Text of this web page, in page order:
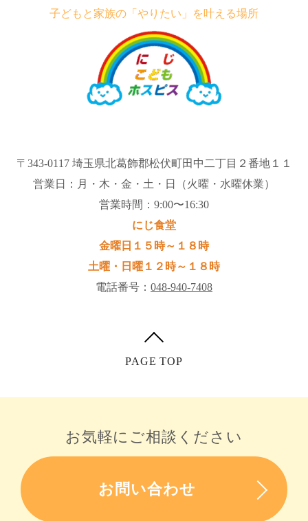
子どもと家族の「やりたい」を叶える場所
〒343-0117 埼玉県北葛飾郡松伏町田中二丁目２番地１１
営業日：月・木・金・土・日（火曜・水曜休業）
営業時間：9:00〜16:30
にじ食堂
金曜日１５時～１８時
土曜・日曜１２時～１８時
電話番号： 048-940-7408
PAGE TOP
お問い合わせ